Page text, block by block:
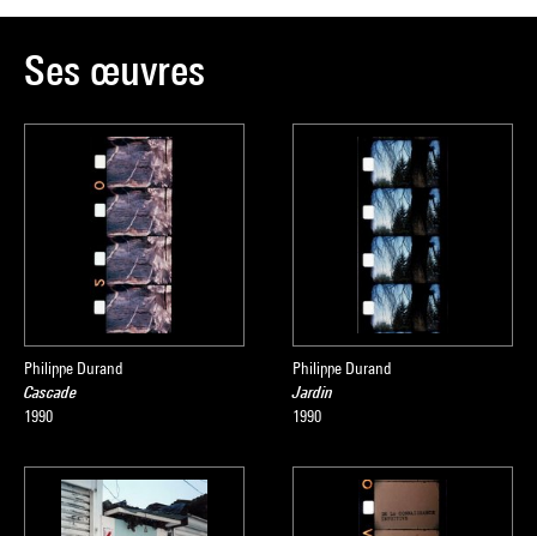
Ses œuvres
Philippe Durand
Cascade
1990
Philippe Durand
Jardin
1990